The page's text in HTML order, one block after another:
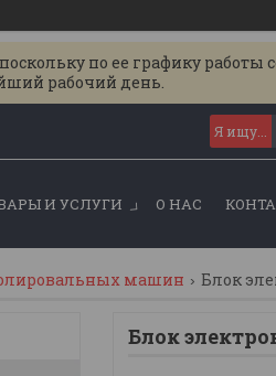
по ее графику работы
рабочий день.
И УСЛУГИ О НАС
машин Блок
Блок